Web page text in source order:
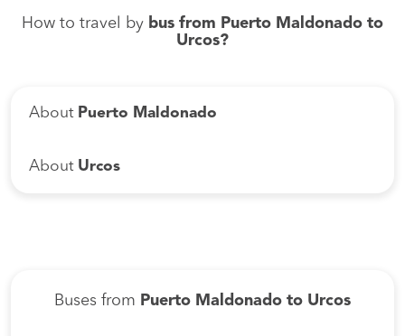
How to travel by bus from Puerto Maldonado to
Urcos?
About Puerto Maldonado
About Urcos
Buses from Puerto Maldonado to Urcos